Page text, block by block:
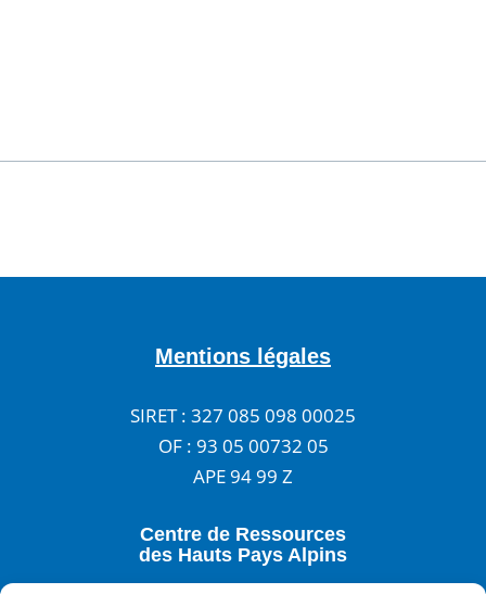
Mentions légales
SIRET : 327 085 098 00025
OF : 93 05 00732 05
APE 94 99 Z
Centre de Ressources
des Hauts Pays Alpins